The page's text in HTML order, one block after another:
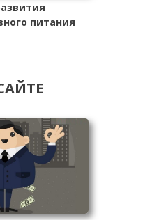
питания